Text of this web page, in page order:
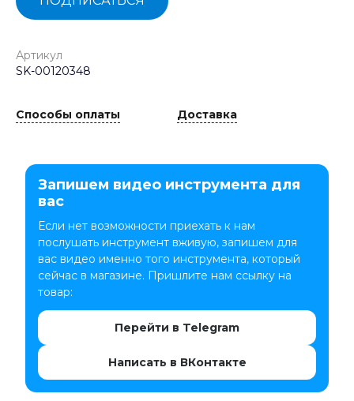
Артикул
SK-00120348
Способы оплаты Доставка
Запишем видео инструмента для
вас
Если нет возможности приехать к нам
послушать инструмент вживую, запишем для
вас видео именно того инструмента, который
сейчас в магазине. Пришлите нам ссылку на
товар:
Перейти в Telegram
Написать в ВКонтакте